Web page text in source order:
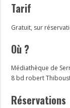
Tarif
Gratuit, sur
Où ?
Médiathèque de
8 bd robert
Réservations